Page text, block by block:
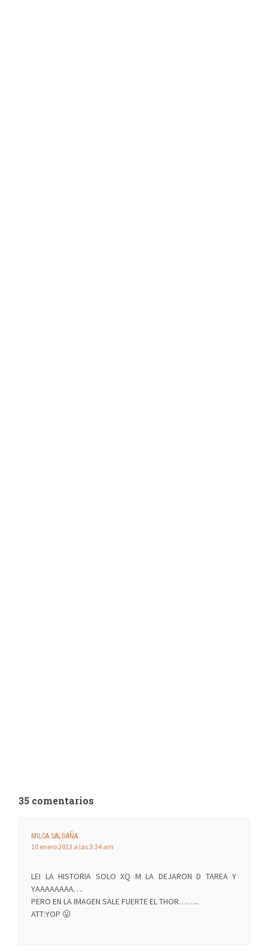
35 comentarios
MILCA SALDAÑA
10 enero 2013 a las 3:34 am
LEI LA HISTORIA SOLO XQ M LA DEJARON D TAREA Y
YAAAAAAAA….
PERO EN LA IMAGEN SALE FUERTE EL THOR……..
ATT:YOP 😛